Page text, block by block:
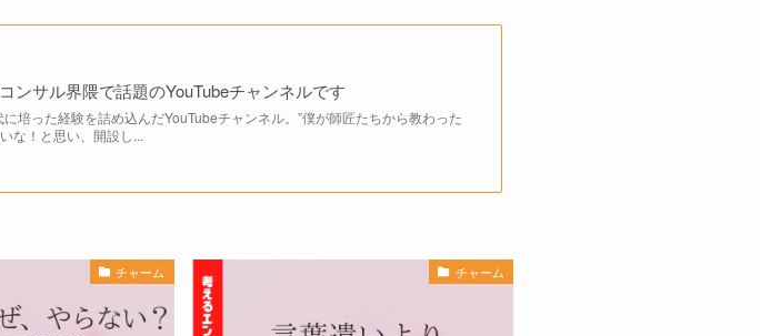
ンサル界隈で話題のYouTubeチャンネルです
培った経験を詰め込んだYouTubeチャンネル。”僕が師匠たちから教わった
な！と思い、開設し...
チャーム チャーム